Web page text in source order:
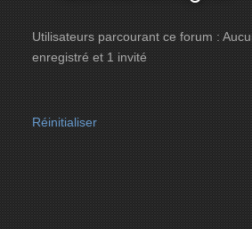
Utilisateurs parcourant ce forum :
enregistré et 1 invité
Réinitialiser